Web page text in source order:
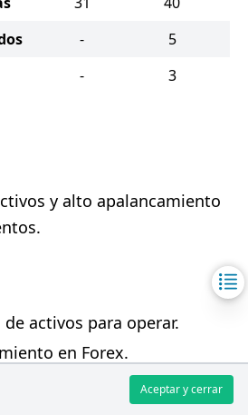
-
5
- 3
y alto apalancamiento
activos para operar.
en Forex.
operar con índicesAceptar y cerrar